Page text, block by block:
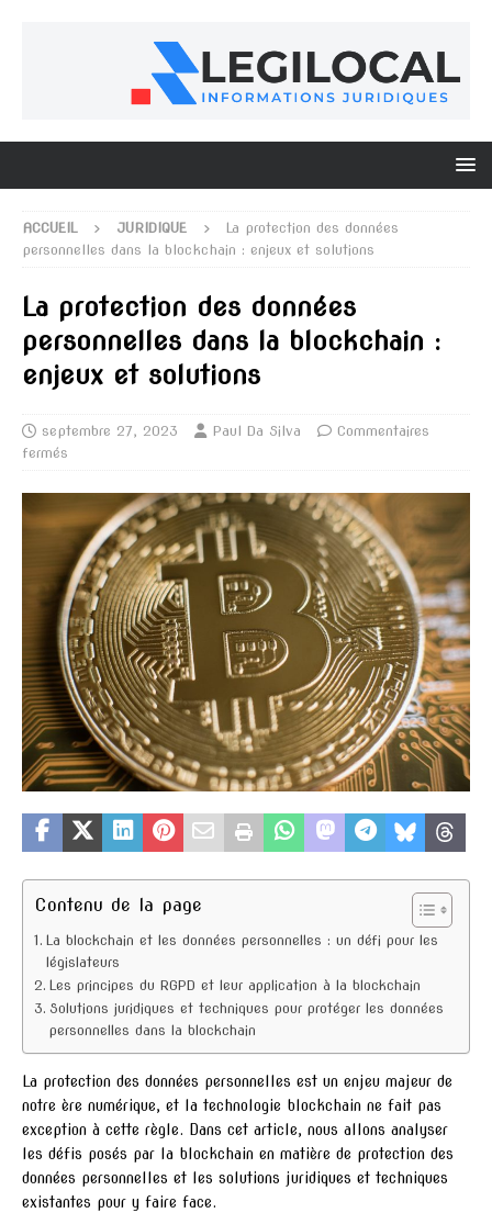
ACCUEIL JURIDIQUE
La protection des données
personnelles dans la blockchain : enjeux et solutions
La protection des données
personnelles dans la blockchain :
enjeux et solutions
septembre 27, 2023 Paul Da Silva
Commentaires
fermés
Contenu de la page
La blockchain et les données personnelles : un défi pour les
législateurs
Les principes du RGPD et leur application à la blockchain
Solutions juridiques et techniques pour protéger les données
personnelles dans la blockchain
La protection des données personnelles est un enjeu majeur de
notre ère numérique, et la technologie blockchain ne fait pas
exception à cette règle. Dans cet article, nous allons analyser
les défis posés par la blockchain en matière de protection des
données personnelles et les solutions juridiques et techniques
existantes pour y faire face.